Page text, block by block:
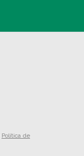
Política de